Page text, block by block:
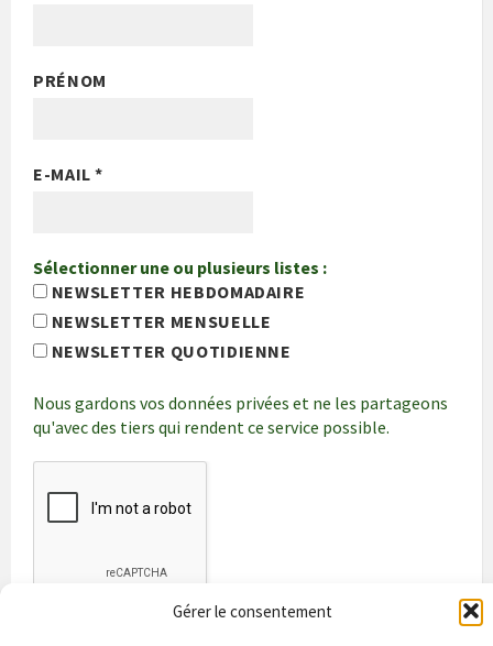
Gérer le consentement
PRÉNOM
E-MAIL*
Sélectionner une ou plusieurs listes :
NEWSLETTER HEBDOMADAIRE
NEWSLETTER MENSUELLE
NEWSLETTER QUOTIDIENNE
Nous gardons vos données privées et ne les partageons
qu'avec des tiers qui rendent ce service possible.